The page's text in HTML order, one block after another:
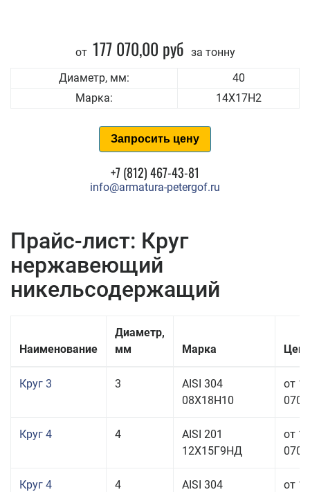
от 177 070,00 руб за тонну
Диаметр, мм:
40
Марка:
14Х17Н2
Запросить цену
+7 (812) 467-43-81
info@armatura-petergof.ru
Прайс-лист: Круг
нержавеющий
никельсодержащий
Наименование
Диаметр,
мм
Марка
Круг 3 3
AISI 304
08Х18Н10
от
Круг 4 4
AISI 201
12Х15Г9НД
от
Круг 4 4
AISI 304
от